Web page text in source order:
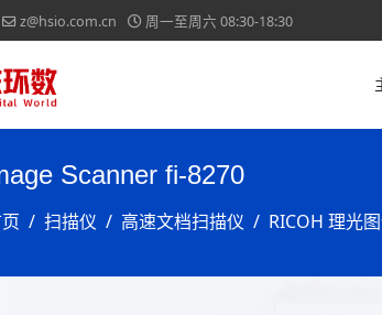
z@hsio.com.cn 周一至周六 08:30-18:30
Scanner fi-8270
扫描仪 高速文档扫描仪 RICOH 理光